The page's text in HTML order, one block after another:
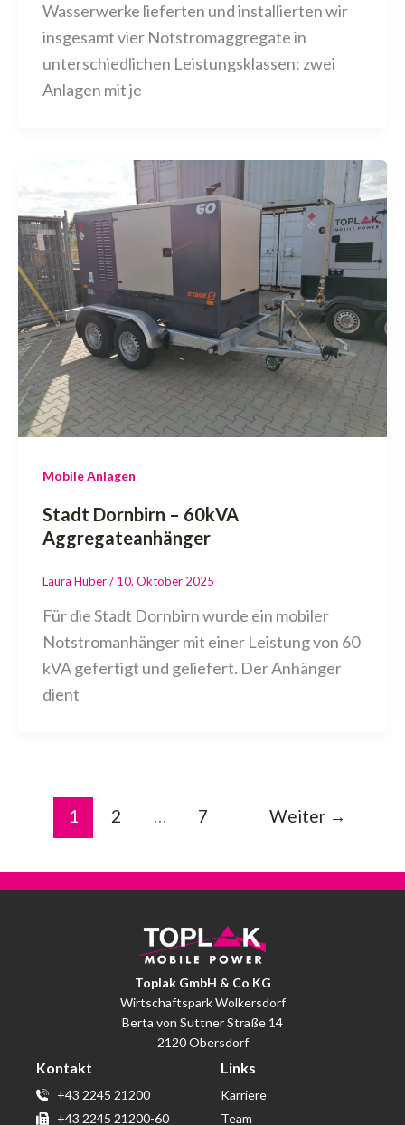
Wasserwerke lieferten und installierten wir
insgesamt vier Notstromaggregate in
unterschiedlichen Leistungsklassen: zwei
Anlagen mit je
Mobile Anlagen
Stadt Dornbirn – 60kVA
Aggregateanhänger
Laura Huber/ 10. Oktober 2025
Für die Stadt Dornbirn wurde ein mobiler
Notstromanhänger mit einer Leistung von 60
kVA gefertigt und geliefert. Der Anhänger
dient
1 2 … 7 Weiter →
Toplak GmbH & Co KG
Wirtschaftspark Wolkersdorf
Berta von Suttner Straße 14
2120 Obersdorf
Kontakt
+43 2245 21200
+43 2245 21200-60
Links
Karriere
Team